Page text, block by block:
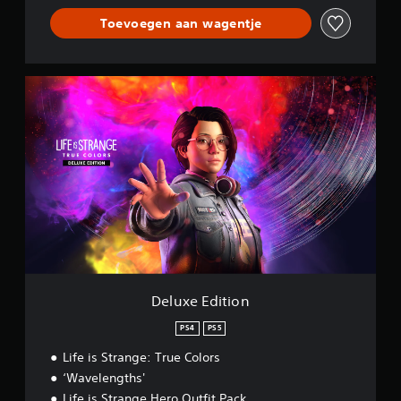
Toevoegen aan wagentje
D
e
u
e
d
Deluxe Edition
PS4 PS5
Life is Strange: True Colors
‘Wavelengths'